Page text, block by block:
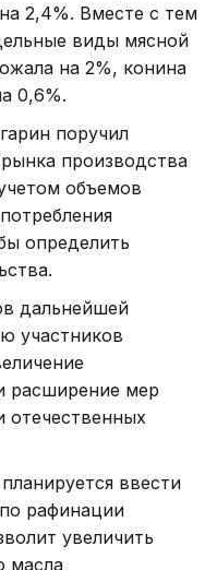
2,4%. Вместе с тем
виды мясной
на 2%, конина
0,6%.
поручил
производства
объемов
определить
дальнейшей
участников
расширение мер
отечественных
ввести
рафинации
увеличить
масла